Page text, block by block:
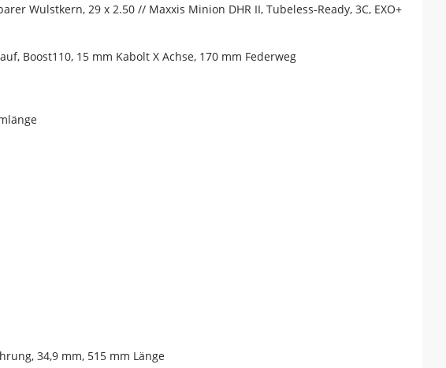
Wulstkern, 29 x 2.50 // Maxxis Minion DHR II, Tubeless-Ready, 3C, EXO+
Boost110, 15 mm Kabolt X Achse, 170 mm Federweg
34,9 mm, 515 mm Länge